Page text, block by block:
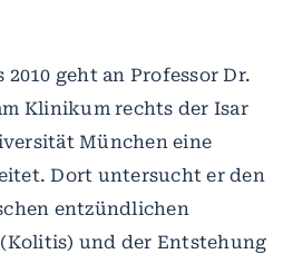
2010 geht an Professor Dr.
Klinikum rechts der Isar
München eine
Dort untersucht er den
entzündlichen
und der Entstehung